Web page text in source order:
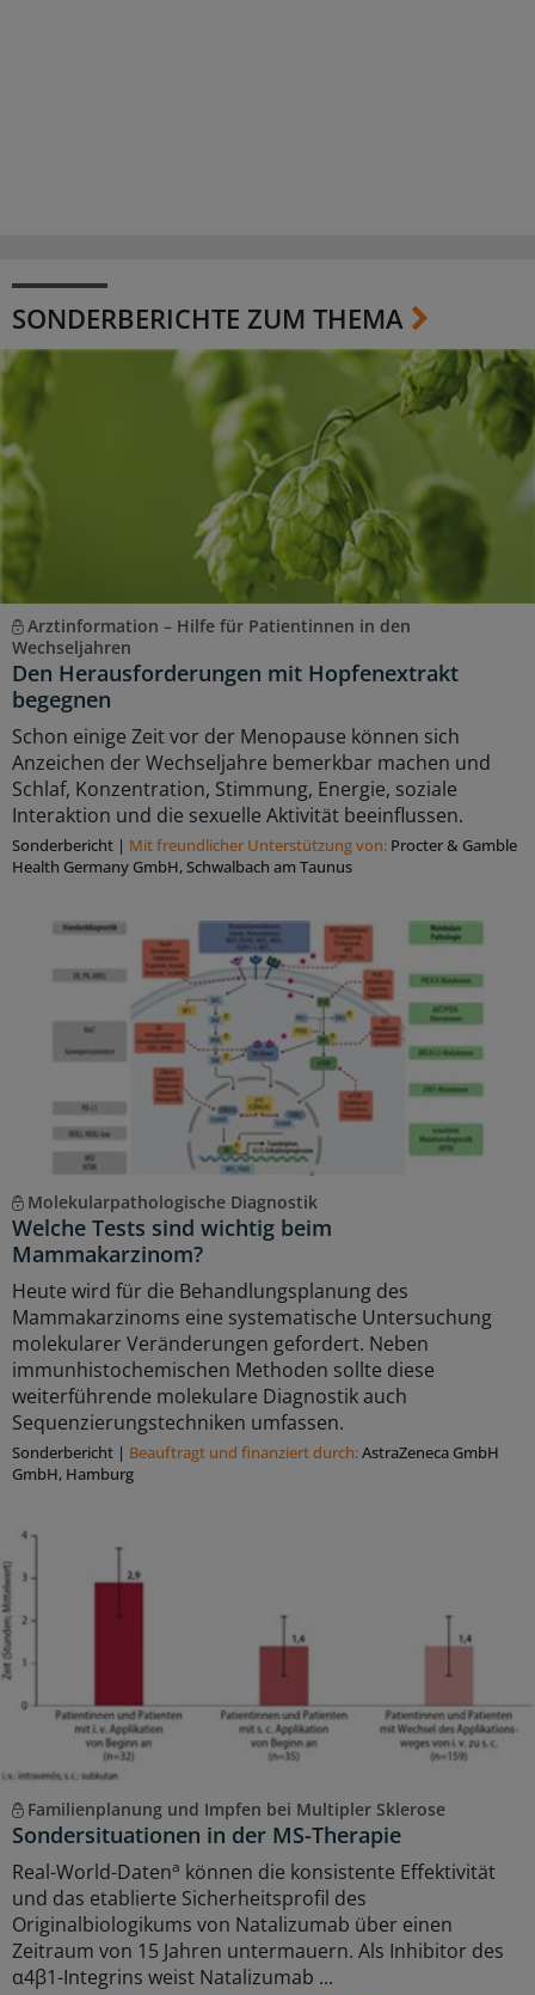
SONDERBERICHTE ZUM THEMA
Arztinformation – Hilfe für Patientinnen in den
Wechseljahren
Den Herausforderungen mit Hopfenextrakt
begegnen
Schon einige Zeit vor der Menopause können sich
Anzeichen der Wechseljahre bemerkbar machen und
Schlaf, Konzentration, Stimmung, Energie, soziale
Interaktion und die sexuelle Aktivität beeinflussen.
Sonderbericht | Mit freundlicher Unterstützung von: Procter & Gamble
Health Germany GmbH, Schwalbach am Taunus
Molekularpathologische Diagnostik
Welche Tests sind wichtig beim
Mammakarzinom?
Heute wird für die Behandlungsplanung des
Mammakarzinoms eine systematische Untersuchung
molekularer Veränderungen gefordert. Neben
immunhistochemischen Methoden sollte diese
weiterführende molekulare Diagnostik auch
Sequenzierungstechniken umfassen.
Sonderbericht | Beauftragt und ﬁnanziert durch:AstraZeneca GmbH
GmbH, Hamburg
Familienplanung und Impfen bei Multipler Sklerose
Sondersituationen in der MS-Therapie
Real-World-Datena können die konsistente Effektivität
und das etablierte Sicherheitsprofil des
Originalbiologikums von Natalizumab über einen
Zeitraum von 15 Jahren untermauern. Als Inhibitor des
α4β1-Integrins weist Natalizumab ...